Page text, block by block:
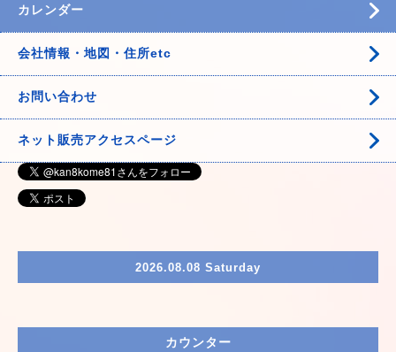
カレンダー
会社情報・地図・住所etc
お問い合わせ
ネット販売アクセスページ
2026.08.08 Saturday
カウンター